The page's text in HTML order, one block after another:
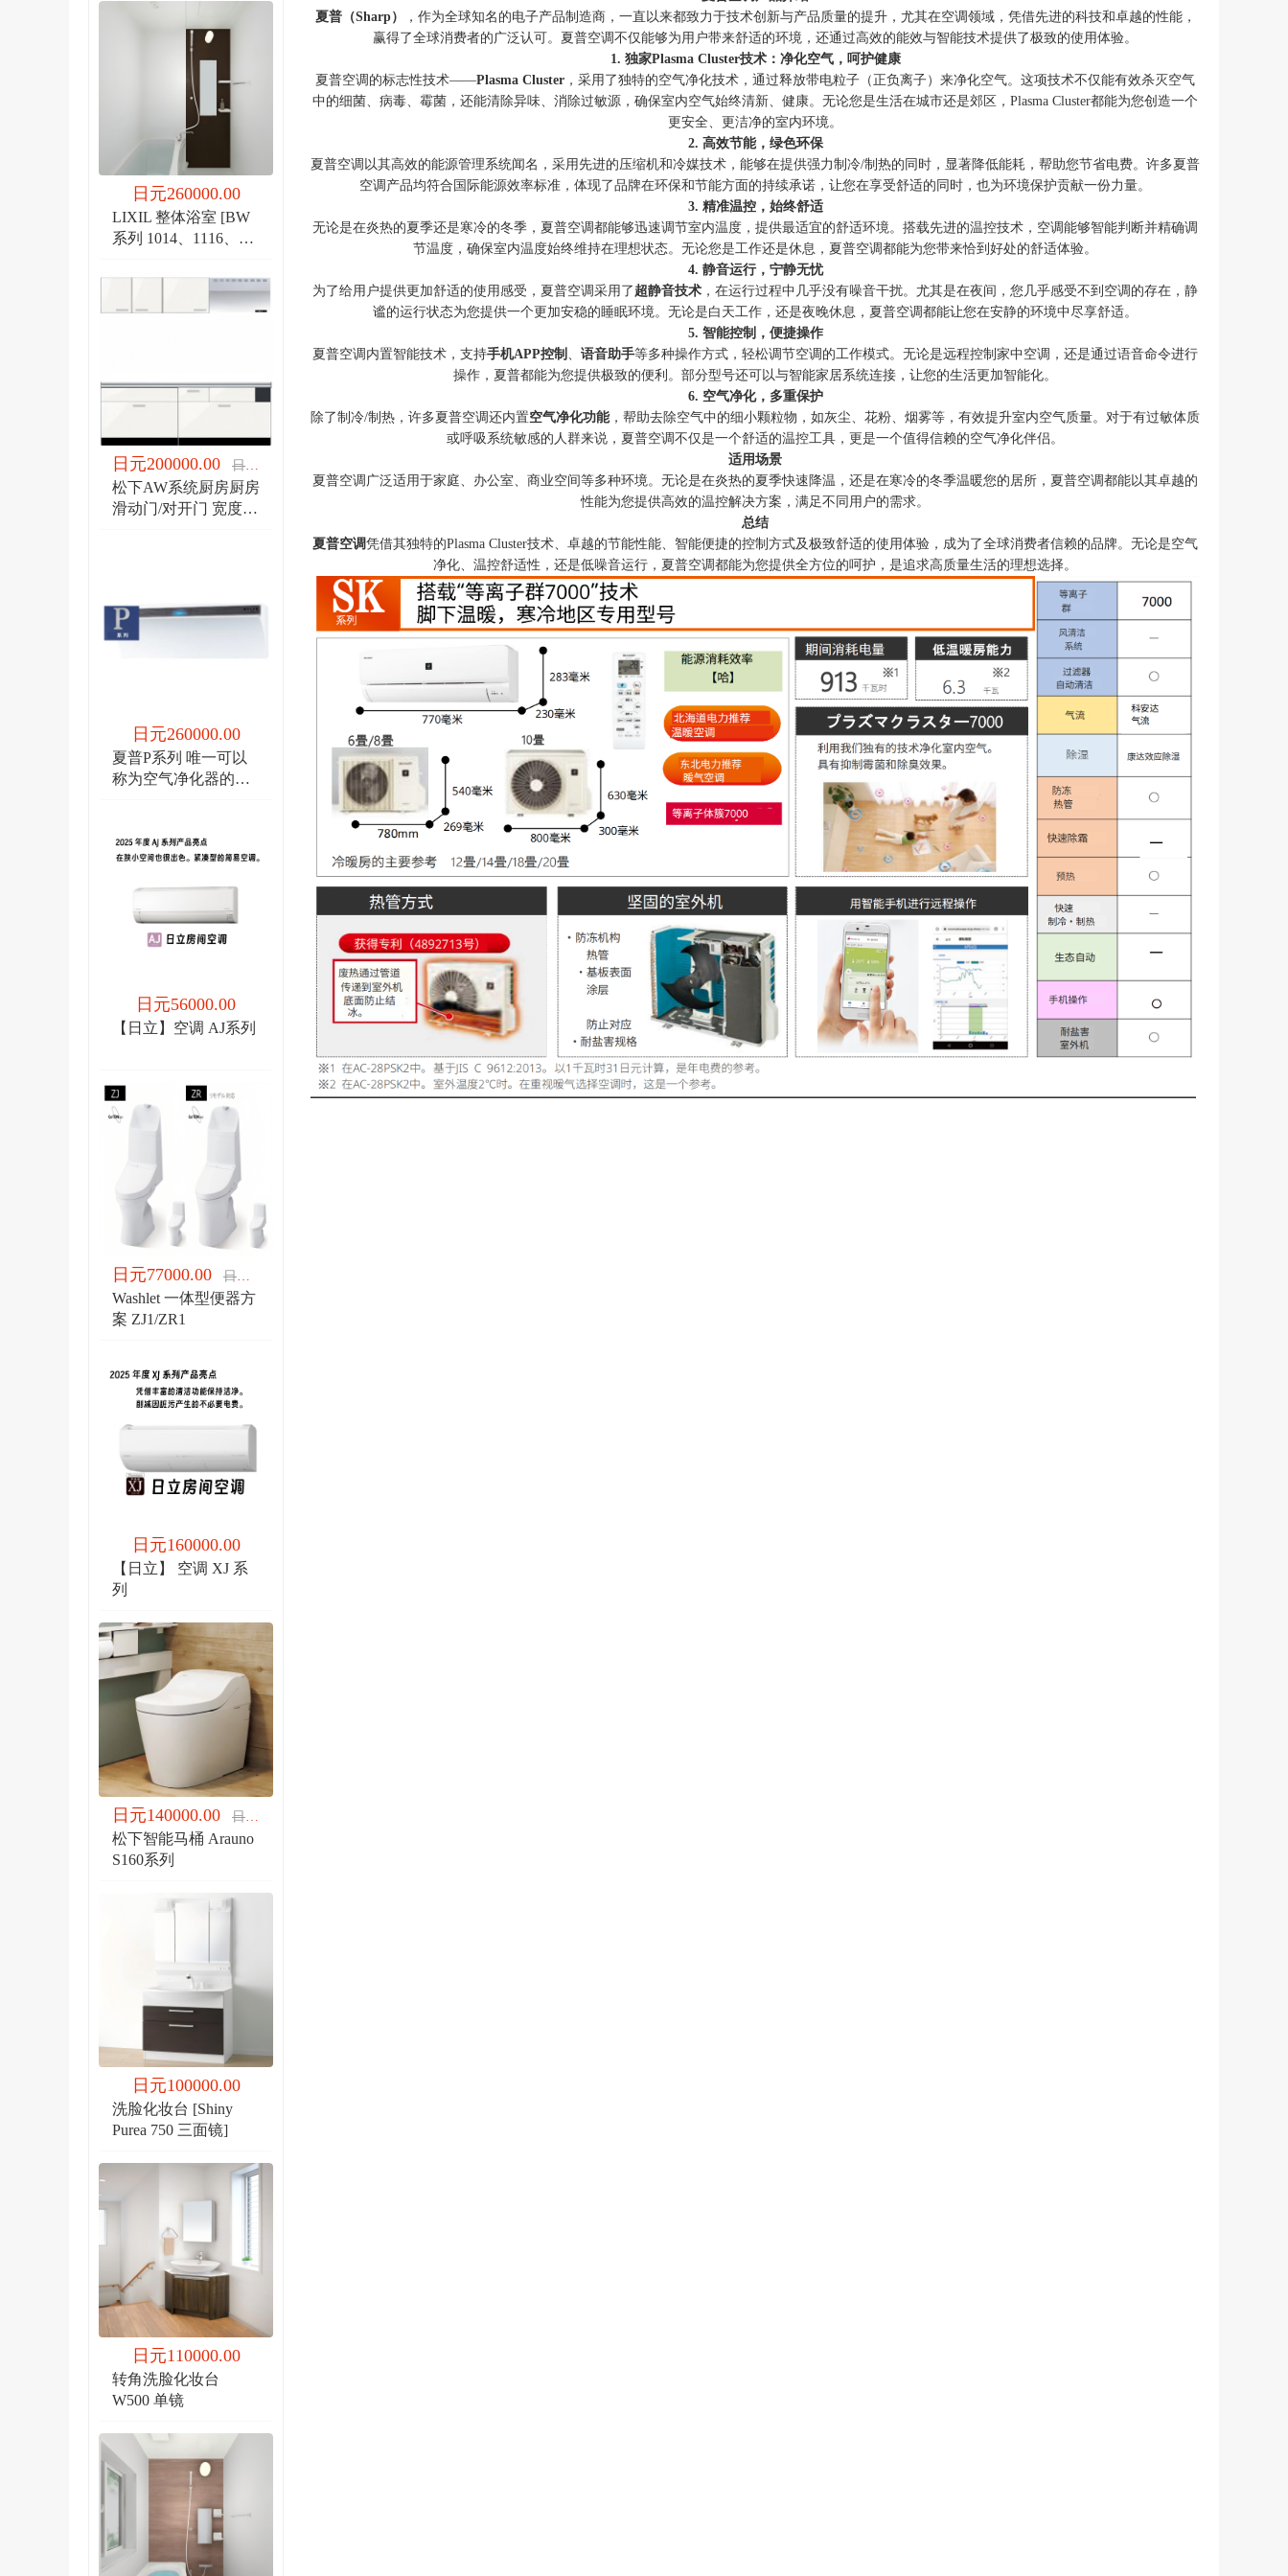
日元260000.00
LIXIL 整体浴室 [BW
系列 1014、1116、
日元200000.00 日元200000.00
松下AW系统厨房厨房
滑动门/对开门 宽度
日元260000.00
夏普P系列 唯一可以
称为空气净化器的空
日元56000.00
【日立】空调 AJ系列
日元77000.00 日元77000.00
Washlet 一体型便器方
案 ZJ1/ZR1
日元160000.00
【日立】 空调 XJ 系
列
日元140000.00 日元140000.00
松下智能马桶 Arauno
S160系列
日元100000.00
洗脸化妆台 [Shiny
Purea 750 三面镜]
日元110000.00
转角洗脸化妆台
W500 单镜
夏普（Sharp）
，作为全球知名的电子产品制造商，一直以来都致力于技术创新与产品质量的提升，尤其在空调领域，凭借先进的科技和卓越的性能，
赢得了全球消费者的广泛认可。夏普空调不仅能够为用户带来舒适的环境，还通过高效的能效与智能技术提供了极致的使用体验。
1. 独家Plasma Cluster技术：净化空气，呵护健康
夏普空调的标志性技术——Plasma Cluster ，采用了独特的空气净化技术，通过释放带电粒子（正负离子）来净化空气。这项技术不仅能有效杀灭空气
中的细菌、病毒、霉菌，还能清除异味、消除过敏源，确保室内空气始终清新、健康。无论您是生活在城市还是郊区，Plasma Cluster都能为您创造一个
更安全、更洁净的室内环境。
2. 高效节能，绿色环保
夏普空调以其高效的能源管理系统闻名，采用先进的压缩机和冷媒技术，能够在提供强力制冷/制热的同时，显著降低能耗，帮助您节省电费。许多夏普
空调产品均符合国际能源效率标准，体现了品牌在环保和节能方面的持续承诺，让您在享受舒适的同时，也为环境保护贡献一份力量。
3. 精准温控，始终舒适
无论是在炎热的夏季还是寒冷的冬季，夏普空调都能够迅速调节室内温度，提供最适宜的舒适环境。搭载先进的温控技术，空调能够智能判断并精确调
节温度，确保室内温度始终维持在理想状态。无论您是工作还是休息，夏普空调都能为您带来恰到好处的舒适体验。
4. 静音运行，宁静无忧
为了给用户提供更加舒适的使用感受，夏普空调采用了 超静音技术 ，在运行过程中几乎没有噪音干扰。尤其是在夜间，您几乎感受不到空调的存在，静
谧的运行状态为您提供一个更加安稳的睡眠环境。无论是白天工作，还是夜晚休息，夏普空调都能让您在安静的环境中尽享舒适。
5. 智能控制，便捷操作
夏普空调内置智能技术，支持手机APP控制 、 语音助手等多种操作方式，轻松调节空调的工作模式。无论是远程控制家中空调，还是通过语音命令进行
操作，夏普都能为您提供极致的便利。部分型号还可以与智能家居系统连接，让您的生活更加智能化。
6. 空气净化，多重保护
除了制冷/制热，许多夏普空调还内置空气净化功能，帮助去除空气中的细小颗粒物，如灰尘、花粉、烟雾等，有效提升室内空气质量。对于有过敏体质
或呼吸系统敏感的人群来说，夏普空调不仅是一个舒适的温控工具，更是一个值得信赖的空气净化伴侣。
适用场景
夏普空调广泛适用于家庭、办公室、商业空间等多种环境。无论是在炎热的夏季快速降温，还是在寒冷的冬季温暖您的居所，夏普空调都能以其卓越的
性能为您提供高效的温控解决方案，满足不同用户的需求。
总结
夏普空调凭借其独特的Plasma Cluster技术、卓越的节能性能、智能便捷的控制方式及极致舒适的使用体验，成为了全球消费者信赖的品牌。无论是空气
净化、温控舒适性，还是低噪音运行，夏普空调都能为您提供全方位的呵护，是追求高质量生活的理想选择。